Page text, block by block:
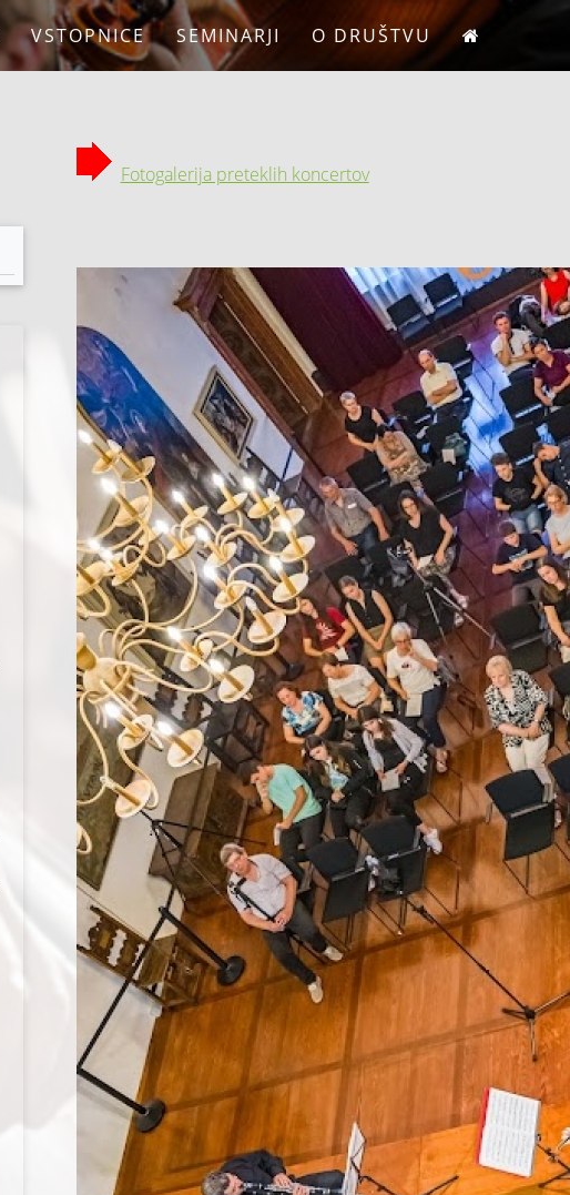
VSTOPNICE SEMINARJI O DRUŠTVU
Fotogalerija preteklih koncertov